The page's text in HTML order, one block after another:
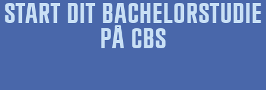
START DIT BACHELORSTUDIE
PÅ CBS